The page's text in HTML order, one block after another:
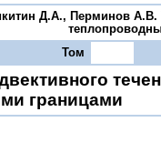
Д.А., Перминов А.В.
Том
границами